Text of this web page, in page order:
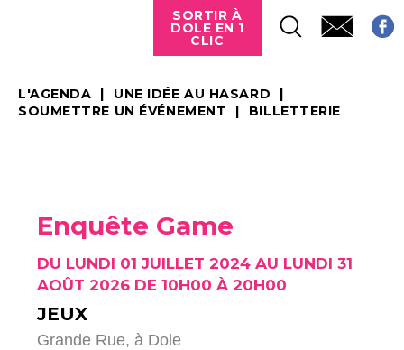
SORTIR À
DOLE EN 1
CLIC
L'AGENDA
UNE IDÉE AU HASARD
SOUMETTRE UN ÉVÉNEMENT
BILLETTERIE
Enquête Game
DU LUNDI 01 JUILLET 2024 AU LUNDI 31
AOÛT 2026 DE 10H00 À 20H00
JEUX
Grande Rue, à Dole